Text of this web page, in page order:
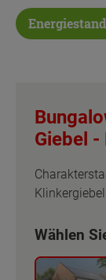
Giebel -
Wählen